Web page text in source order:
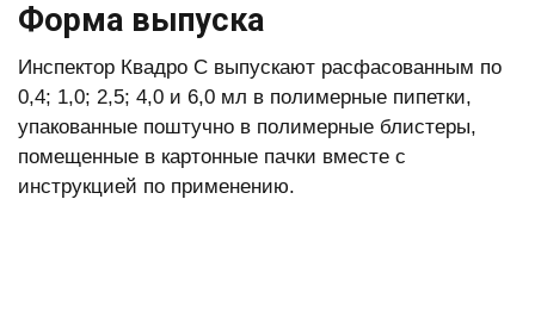
Форма выпуска
Инспектор Квадро С выпускают расфасованным по
0,4; 1,0; 2,5; 4,0 и 6,0 мл в полимерные пипетки,
упакованные поштучно в полимерные блистеры,
помещенные в картонные пачки вместе с
инструкцией по применению.